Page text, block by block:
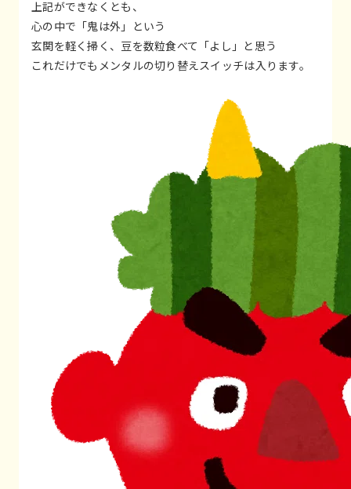
上記ができなくとも、
心の中で「鬼は外」という
玄関を軽く掃く、豆を数粒食べて「よし」と思う
これだけでもメンタルの切り替えスイッチは入ります。